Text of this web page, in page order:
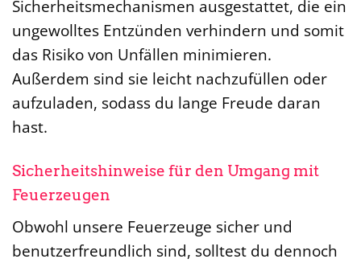
Sicherheitsmechanismen ausgestattet, die ein
ungewolltes Entzünden verhindern und somit
das Risiko von Unfällen minimieren.
Außerdem sind sie leicht nachzufüllen oder
aufzuladen, sodass du lange Freude daran
hast.
Sicherheitshinweise für den Umgang mit
Feuerzeugen
Obwohl unsere Feuerzeuge sicher und
benutzerfreundlich sind, solltest du dennoch